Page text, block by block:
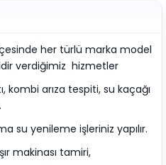
her türlü marka model
verdiğimiz hizmetler
kombi arıza tespiti, su kaçağı
su yenileme işleriniz yapılır.
makinası tamiri,